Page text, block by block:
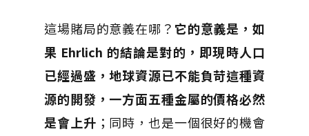
這場賭局的意義在哪？ 它的意義是，如
果 Ehrlich 的結論是對的，即現時人口
已經過盛，地球資源已不能負苛這種資
源的開發，一方面五種金屬的價格必然
是會上升 ；同時，也是一個很好的機會